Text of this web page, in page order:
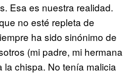
Esa es nuestra realidad.
no esté repleta de
ha sido sinónimo de
(mi padre, mi hermana
chispa. No tenía malicia